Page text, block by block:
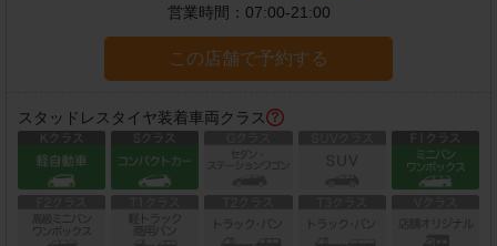
営業時間： 07:00-21:00
この店舗で予約する
スタッドレスタイヤ装着車両クラス